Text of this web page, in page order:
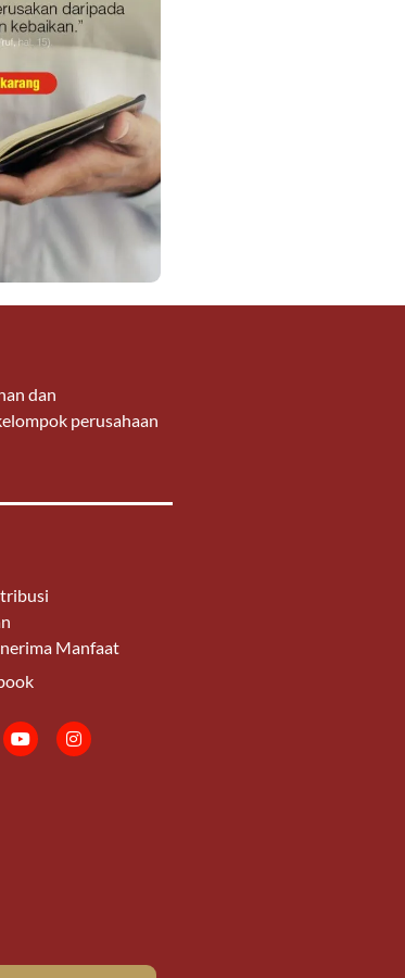
dan
perusahaan
Manfaat